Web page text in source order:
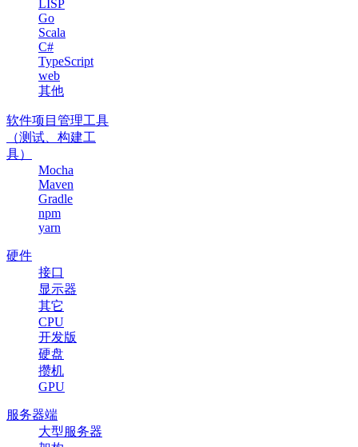
LISP
Go
Scala
C#
TypeScript
web
其他
软件项目管理工具
（测试、构建工
具）
Mocha
Maven
Gradle
npm
yarn
硬件
接口
显示器
其它
CPU
开发版
硬盘
攒机
GPU
服务器端
大型服务器